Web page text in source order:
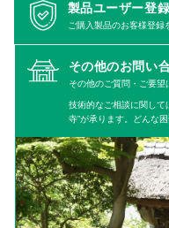
製品ユーザー登録
ご購入製品のお客様登録
その他のお問い
その他のご質問・ご要望
技術的なご相談に関して
寺”が承ります。どんな